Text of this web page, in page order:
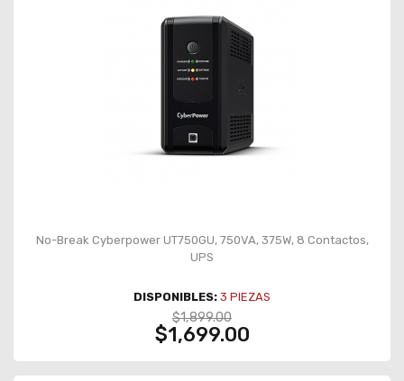
No-Break Cyberpower UT750GU, 750VA, 375W, 8 Contactos,
UPS
DISPONIBLES: 3 PIEZAS
$1,899.00
$1,699.00